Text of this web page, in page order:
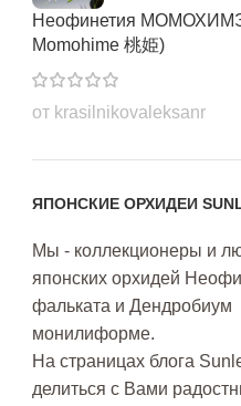
Неофинетия
Momohime 桃姫)
от krasilnikovaleksanr
ЯПОНСКИЕ ОРХИДЕИ
Мы - коллекционеры и
японских орхидей
фальката и Дендробиум
монилиформе.
На страницах блога
делиться с Вами